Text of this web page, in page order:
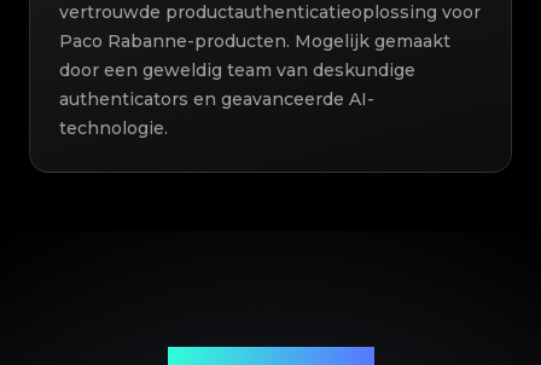
vertrouwde productauthenticatieoplossing voor
Paco Rabanne-producten. Mogelijk gemaakt
door een geweldig team van deskundige
authenticators en geavanceerde AI-
technologie.